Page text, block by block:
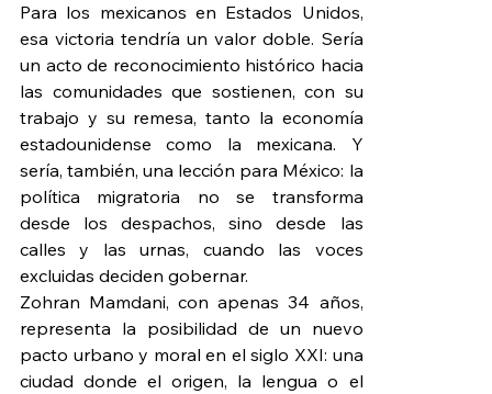
Para los mexicanos en Estados Unidos,
esa victoria tendría un valor doble. Sería
un acto de reconocimiento histórico hacia
las comunidades que sostienen, con su
trabajo y su remesa, tanto la economía
estadounidense como la mexicana. Y
sería, también, una lección para México: la
política migratoria no se transforma
desde los despachos, sino desde las
calles y las urnas, cuando las voces
excluidas deciden gobernar.
Zohran Mamdani, con apenas 34 años,
representa la posibilidad de un nuevo
pacto urbano y moral en el siglo XXI: una
ciudad donde el origen, la lengua o el